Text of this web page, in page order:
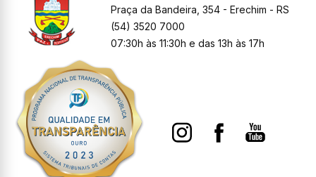
Praça da Bandeira, 354 - Erechim - RS
(54) 3520 7000
07:30h às 11:30h e das 13h às 17h